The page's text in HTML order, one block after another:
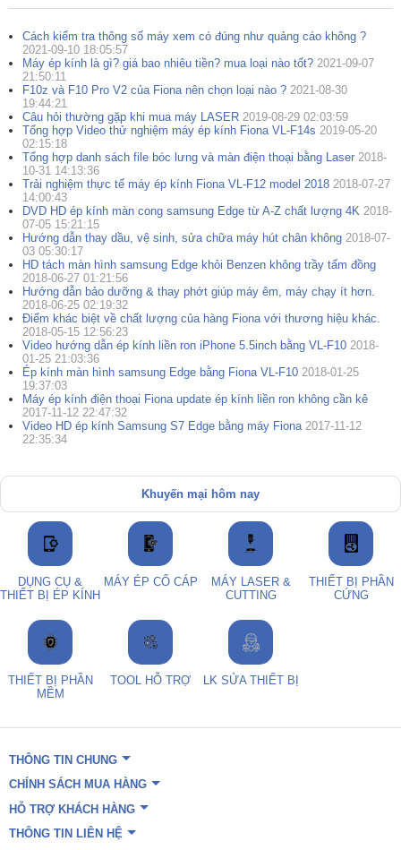
Cách kiểm tra thông số máy xem có đúng như quảng cáo không ?
2021-09-10 18:05:57
Máy ép kính là gì? giá bao nhiêu tiền? mua loại nào tốt? 2021-09-07
21:50:11
F10z và F10 Pro V2 của Fiona nên chọn loại nào ? 2021-08-30
19:44:21
Câu hỏi thường gặp khi mua máy LASER 2019-08-29 02:03:59
Tổng hợp Video thử nghiệm máy ép kính Fiona VL-F14s 2019-05-20
02:15:18
Tổng hợp danh sách file bóc lưng và màn điện thoại bằng Laser 2018-
10-31 14:13:36
Trải nghiệm thực tế máy ép kính Fiona VL-F12 model 2018 2018-07-27
14:00:43
DVD HD ép kính màn cong samsung Edge từ A-Z chất lượng 4K 2018-
07-05 15:21:15
Hướng dẫn thay dầu, vệ sinh, sửa chữa máy hút chân không 2018-07-
03 05:30:17
HD tách màn hình samsung Edge khỏi Benzen không trầy tấm đồng
2018-06-27 01:21:56
Hướng dẫn bảo dưỡng & thay phớt giúp máy êm, máy chạy ít hơn.
2018-06-25 02:19:32
Điểm khác biệt về chất lượng của hàng Fiona với thương hiệu khác.
2018-05-15 12:56:23
Video hướng dẫn ép kính liền ron iPhone 5.5inch bằng VL-F10 2018-
01-25 21:03:36
Ép kính màn hình samsung Edge bằng Fiona VL-F10 2018-01-25
19:37:03
Máy ép kính điện thoại Fiona update ép kính liền ron không cần kê
2017-11-12 22:47:32
Video HD ép kính Samsung S7 Edge bằng máy Fiona 2017-11-12
22:35:34
Khuyến mại hôm nay
DỤNG CỤ &
THIẾT BỊ ÉP KÍNH
MÁY ÉP CỔ CÁP
MÁY LASER &
CUTTING
THIẾT BỊ PHẦN
CỨNG
THIẾT BỊ PHẦN
MỀM
TOOL HỖ TRỢ LK SỬA THIẾT BỊ
THÔNG TIN CHUNG
CHÍNH SÁCH MUA HÀNG
HỖ TRỢ KHÁCH HÀNG
THÔNG TIN LIÊN HỆ